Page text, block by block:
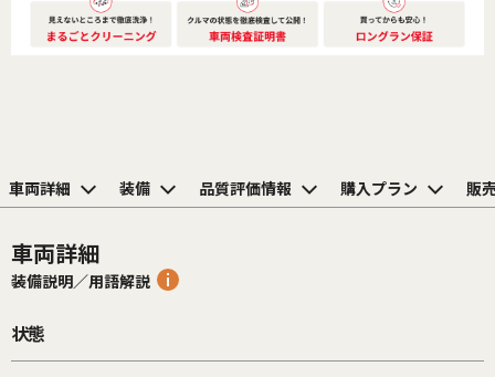
車両詳細 装備 品質評価情報 購入プラン 販
車両詳細
装備説明／用語解説
状態